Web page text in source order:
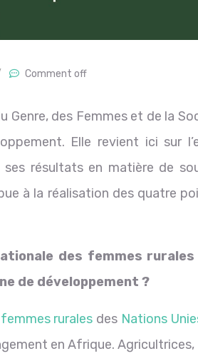
Comment off
des Femmes et de la
Elle revient ici sur
ses résultats en matière de
à la réalisation des quatre
des femmes
de développement ?
rurales des Nations
en Afrique.